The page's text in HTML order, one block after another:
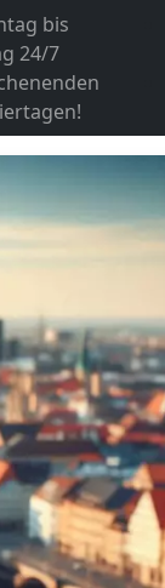
bis
24/7